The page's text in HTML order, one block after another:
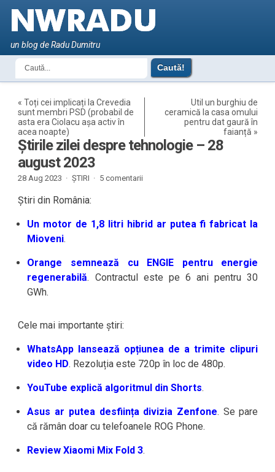
un blog de Radu Dumitru
«Toți cei implicați la Crevedia
sunt membri PSD (probabil de
asta era Ciolacu așa activ în
acea noapte)
Util un burghiu de
ceramică la casa omului
pentru dat gaură în
faianță »
Știrile zilei despre tehnologie – 28
august 2023
28 Aug 2023 · ȘTIRI · 5 comentarii
Știri din România:
Un motor de 1,8 litri hibrid ar putea fi fabricat la
Mioveni.
Orange semnează cu ENGIE pentru energie
regenerabilă. Contractul este pe 6 ani pentru 30
GWh.
Cele mai importante știri:
WhatsApp lansează opțiunea de a trimite clipuri
video HD. Rezoluția este 720p în loc de 480p.
YouTube explică algoritmul din Shorts.
Asus ar putea desființa divizia Zenfone. Se pare
că rămân doar cu telefoanele ROG Phone.
Review Xiaomi Mix Fold 3.